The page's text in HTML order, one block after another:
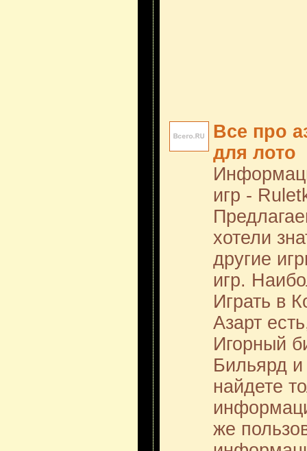
Все про
для лото
игр -
хотели
другие
игр.
Играть в
Азарт
Игорный
Бильярд
найдете
же